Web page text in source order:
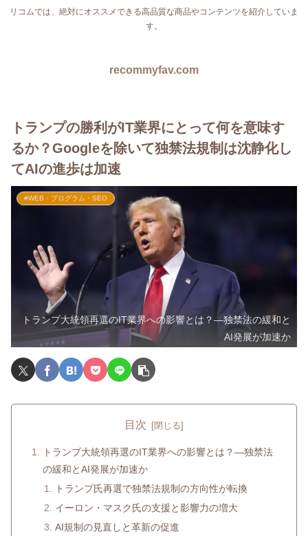
リコムでは、絶対にオススメできる高品質な商品やコンテンツを紹介していま
す。
recommyfav.com
トランプの勝利がIT業界にとって何を意味す
るか？Googleを除いて独禁法規制は沈静化し
てAIの進歩は加速
#WEB・プログラム・SEO
トランプ大統領再選のIT業界への影響とは？—独禁法の緩和と
AI発展が加速か
目次
トランプ大統領再選のIT業界への影響とは？—独禁法
の緩和とAI発展が加速か
トランプ氏再選で独禁法規制の方向性が転換
イーロン・マスク氏の支援と影響力の増大
AI規制の見直しと革新の促進